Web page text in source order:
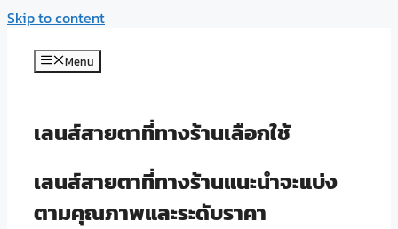
Skip to content
Menu
เลนส์สายตาที่ทางร้านเลือกใช้
เลนส์สายตาที่ทางร้านแนะนำจะแบ่ง
ตามคุณภาพและระดับราคา